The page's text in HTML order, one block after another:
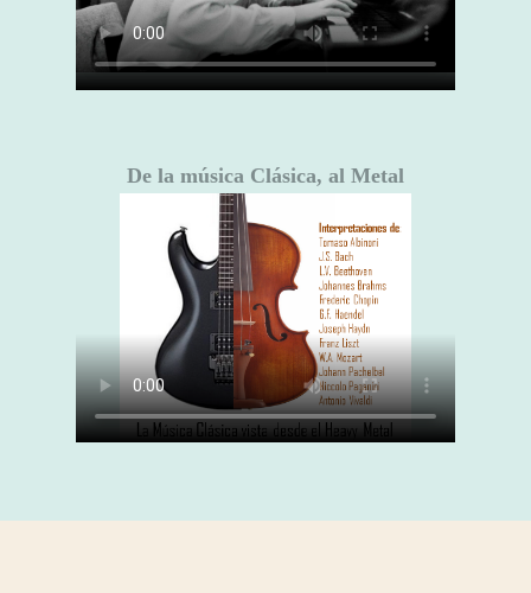
De la música Clásica, al Metal